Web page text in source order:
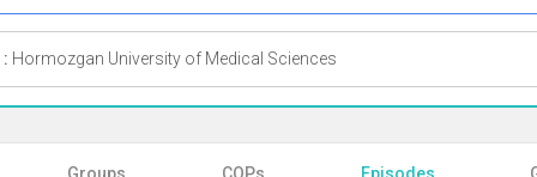
Hormozgan University of Medical Sciences